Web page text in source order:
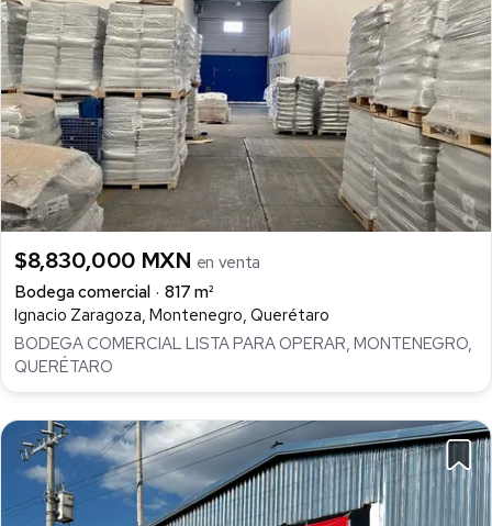
$8,830,000 MXN en venta
Bodega comercial
817 m²
Ignacio Zaragoza, Montenegro, Querétaro
BODEGA COMERCIAL LISTA PARA OPERAR, MONTENEGRO,
QUERÉTARO